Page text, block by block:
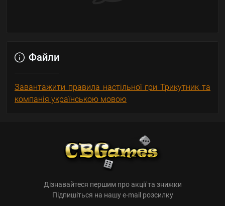
Файли
Завантажити правила настільної гри Трикутник та
компанія українською мовою
Дізнавайтеся першим про акції та знижки
Підпишіться на нашу e-mail розсилку